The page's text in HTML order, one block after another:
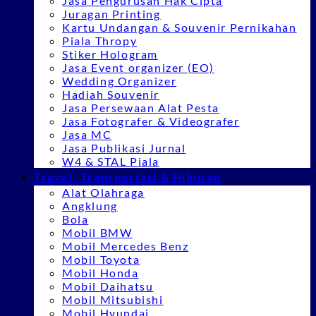
Juragan Printing
Kartu Undangan & Souvenir Pernikahan
Piala Thropy
Stiker Hologram
Jasa Event organizer (EO)
Wedding Organizer
Hadiah Souvenir
Jasa Persewaan Alat Pesta
Jasa Fotografer & Videografer
Jasa MC
Jasa Publikasi Jurnal
W4 & STAL Piala
Travel, Transportasi & Hiburan
Alat Olahraga
Angklung
Bola
Mobil BMW
Mobil Mercedes Benz
Mobil Toyota
Mobil Honda
Mobil Daihatsu
Mobil Mitsubishi
Mobil Hyundai